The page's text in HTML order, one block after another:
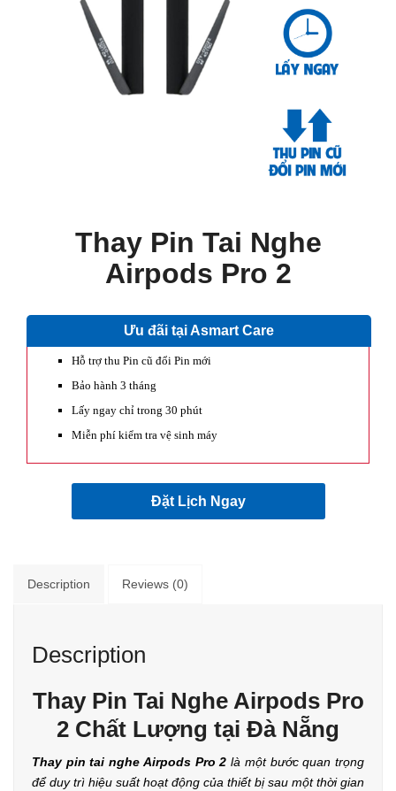
Thay Pin Tai Nghe
Airpods Pro 2
Ưu đãi tại Asmart Care
Hỗ trợ thu Pin cũ đổi Pin mới
Bảo hành 3 tháng
Lấy ngay chỉ trong 30 phút
Miễn phí kiểm tra vệ sinh máy
Đặt Lịch Ngay
Description Reviews (0)
Description
Thay Pin Tai Nghe Airpods Pro
2 Chất Lượng tại Đà Nẵng
Thay pin tai nghe Airpods Pro 2 là một bước quan trọng
để duy trì hiệu suất hoạt động của thiết bị sau một thời gian